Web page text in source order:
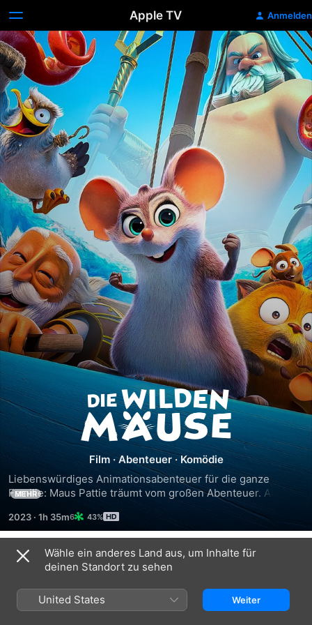
Apple TV Anmelden
Die
wilden
Mäuse
Film ·Abenteuer ·Komödie
Liebenswürdiges Animationsabenteuer für die ganze
Familie: Maus Pattie träumt vom großen Abenteuer. Als ihre
Heimatstadt den Zorn des Poseidon weckt, kann er nur
durch eine prächtige Statue besänftigt werden. Pattie und
ihre Freunde machen sich auf die Reise, um dafür den
sagenhaften Saphir zu finden, doch unterwegs kreuzen
Hindernisse ihren Weg: Zyklopen, Mafia-Ratten und eine
MEHR
2023 · 1h 35m 43%
Trailer
Wähle ein anderes Land aus, um Inhalte für
deinen Standort zu sehen
United States Weiter